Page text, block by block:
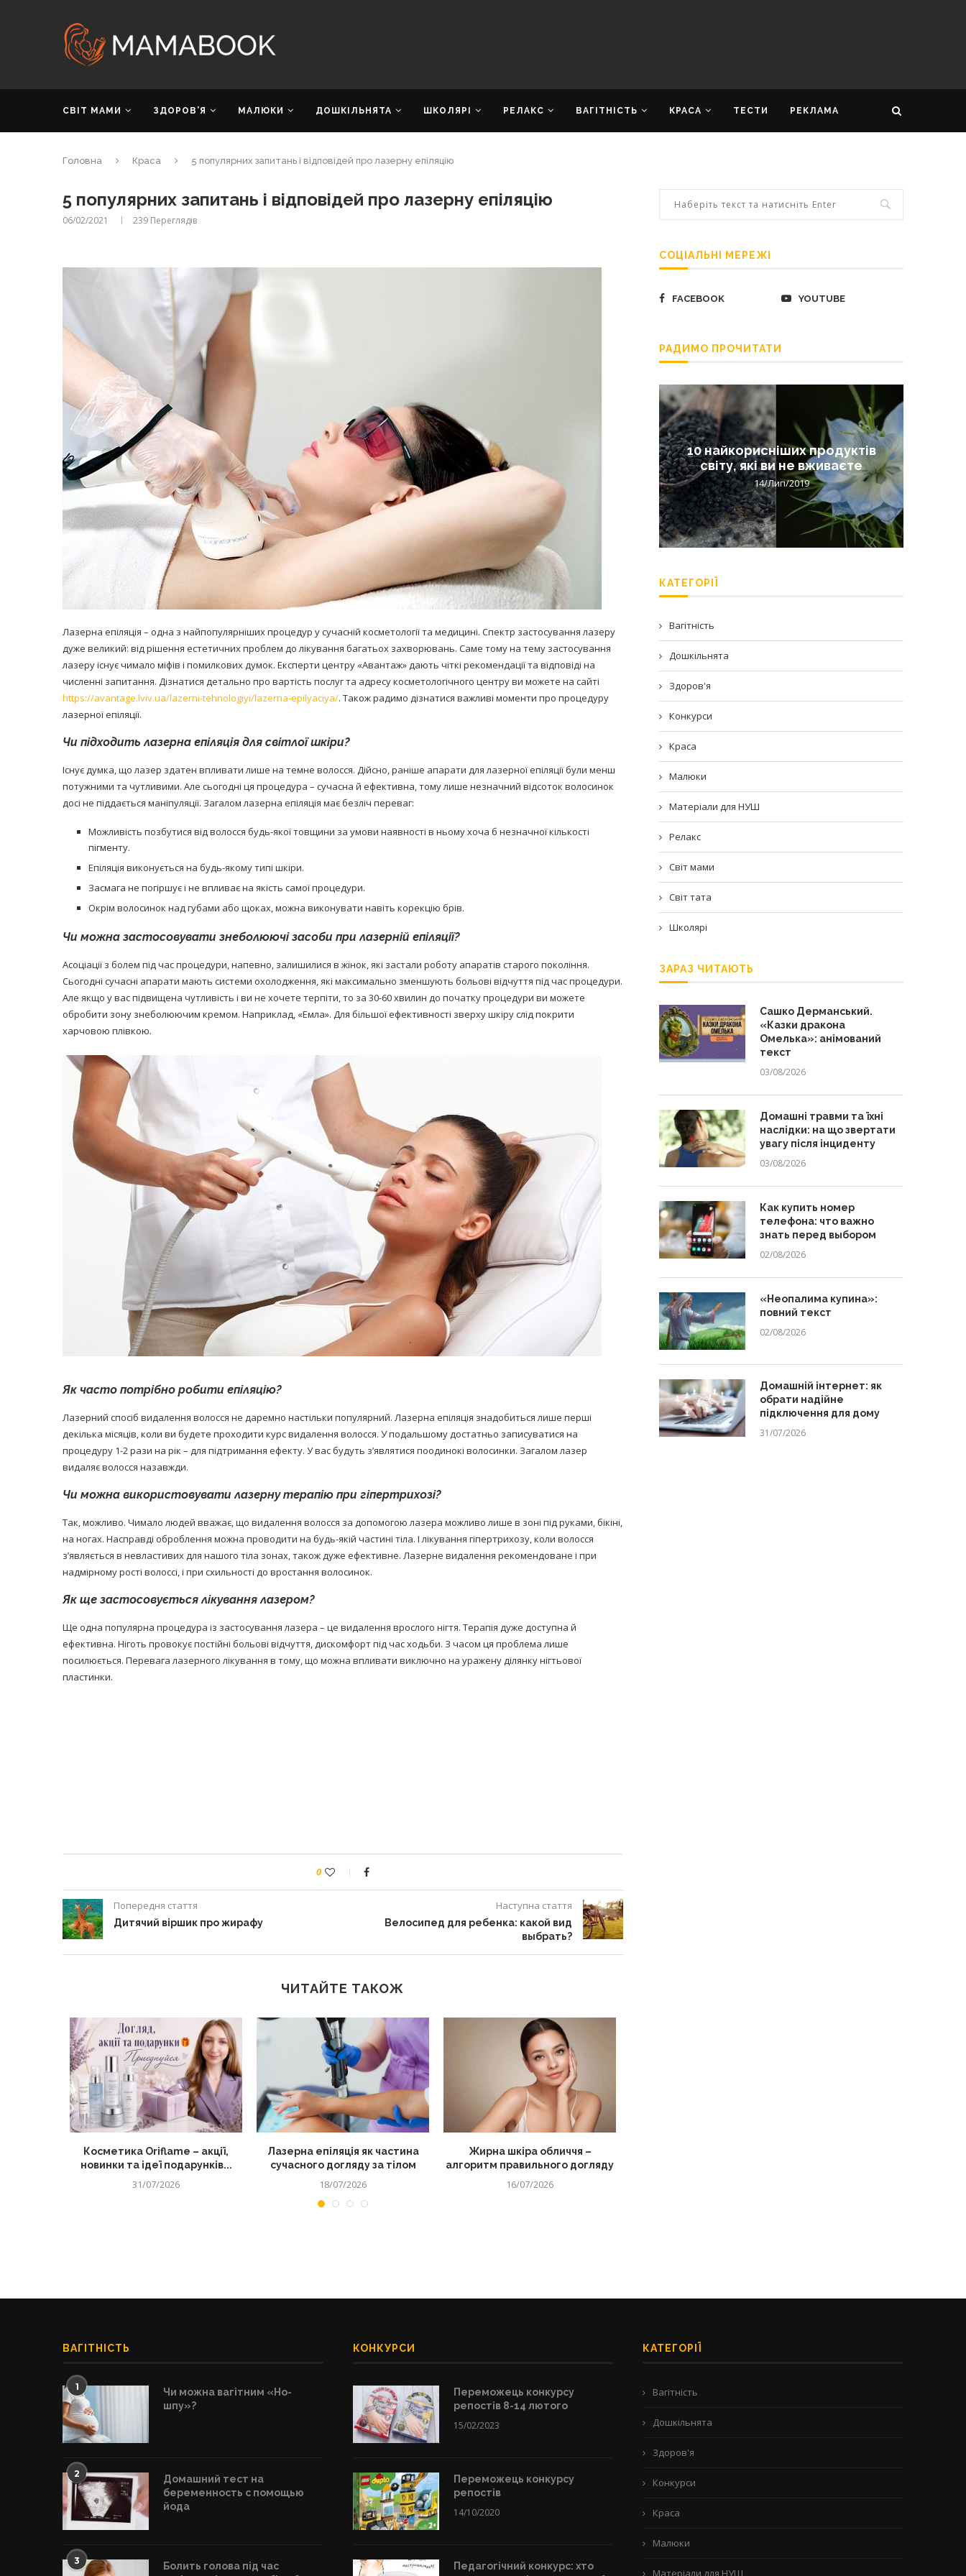
СВІТ МАМИ ЗДОРОВ’Я МАЛЮКИ ДОШКІЛЬНЯТА ШКОЛЯРІ РЕЛАКС ВАГІТНІСТЬ КРАСА ТЕСТИ РЕКЛАМА
Головна Краса 5 популярних запитань і відповідей про лазерну епіляцію
5 популярних запитань і відповідей про лазерну епіляцію
06/02/2021 239 Переглядів
Лазерна епіляція – одна з найпопулярніших процедур у сучасній косметології та медицині. Спектр застосування лазеру
дуже великий: від рішення естетичних проблем до лікування багатьох захворювань. Саме тому на тему застосування
лазеру існує чимало міфів і помилкових думок. Експерти центру «Авантаж» дають чіткі рекомендації та відповіді на
численні запитання. Дізнатися детально про вартість послуг та адресу косметологічного центру ви можете на сайті
https://avantage.lviv.ua/lazerni-tehnologiyi/lazerna-epilyaciya/. Також радимо дізнатися важливі моменти про процедуру
лазерної епіляції.
Чи підходить лазерна епіляція для світлої шкіри?
Існує думка, що лазер здатен впливати лише на темне волосся. Дійсно, раніше апарати для лазерної епіляції були менш
потужними та чутливими. Але сьогодні ця процедура – сучасна й ефективна, тому лише незначний відсоток волосинок
досі не піддається маніпуляції. Загалом лазерна епіляція має безліч переваг:
Можливість позбутися від волосся будь-якої товщини за умови наявності в ньому хоча б незначної кількості
пігменту.
Епіляція виконується на будь-якому типі шкіри.
Засмага не погіршує і не впливає на якість самої процедури.
Окрім волосинок над губами або щоках, можна виконувати навіть корекцію брів.
Чи можна застосовувати знеболюючі засоби при лазерній епіляції?
Асоціації з болем під час процедури, напевно, залишилися в жінок, які застали роботу апаратів старого покоління.
Сьогодні сучасні апарати мають системи охолодження, які максимально зменшують больові відчуття під час процедури.
Але якщо у вас підвищена чутливість і ви не хочете терпіти, то за 30-60 хвилин до початку процедури ви можете
обробити зону знеболюючим кремом. Наприклад, «Емла». Для більшої ефективності зверху шкіру слід покрити
харчовою плівкою.
Як часто потрібно робити епіляцію?
Лазерний спосіб видалення волосся не даремно настільки популярний. Лазерна епіляція знадобиться лише перші
декілька місяців, коли ви будете проходити курс видалення волосся. У подальшому достатньо записуватися на
процедуру 1-2 рази на рік – для підтримання ефекту. У вас будуть з’являтися поодинокі волосинки. Загалом лазер
видаляє волосся назавжди.
Чи можна використовувати лазерну терапію при гіпертрихозі?
Так, можливо. Чимало людей вважає, що видалення волосся за допомогою лазера можливо лише в зоні під руками, бікіні,
на ногах. Насправді оброблення можна проводити на будь-якій частині тіла. І лікування гіпертрихозу, коли волосся
з’являється в невластивих для нашого тіла зонах, також дуже ефективне. Лазерне видалення рекомендоване і при
надмірному рості волоссі, і при схильності до вростання волосинок.
Як ще застосовується лікування лазером?
Ще одна популярна процедура із застосування лазера – це видалення врослого нігтя. Терапія дуже доступна й
ефективна. Ніготь провокує постійні больові відчуття, дискомфорт під час ходьби. З часом ця проблема лише
посилюється. Перевага лазерного лікування в тому, що можна впливати виключно на уражену ділянку нігтьової
пластинки.
0
Попередня стаття
Дитячий віршик про жирафу
Наступна стаття
Велосипед для ребенка: какой вид
выбрать?
ЧИТАЙТЕ ТАКОЖ
Косметика Oriflame – акції,
новинки та ідеї подарунків...
31/07/2026
Лазерна епіляція як частина
сучасного догляду за тілом
18/07/2026
Жирна шкіра обличчя –
алгоритм правильного догляду
16/07/2026
СОЦІАЛЬНІ МЕРЕЖІ
FACEBOOK YOUTUBE
РАДИМО ПРОЧИТАТИ
принимать
никакого кипятка
30/Січ/2021
Лікарі назвали симптоми
коронавірусу в дітей
14/Бер/2020
Попробуйте рецепт
легендарного супа доктора
Моро, который без...
08/Січ/2021
10 найкорисніших продуктів
світу, які ви не вживаєте
14/Лип/2019
КАТЕГОРІЇ
Вагітність
Дошкільнята
Здоров'я
Конкурси
Краса
Малюки
Матеріали для НУШ
Релакс
Світ мами
Світ тата
Школярі
ЗАРАЗ ЧИТАЮТЬ
Сашко Дерманський.
«Казки дракона
Омелька»: анімований
текст
03/08/2026
Домашні травми та їхні
наслідки: на що звертати
увагу після інциденту
03/08/2026
Как купить номер
телефона: что важно
знать перед выбором
02/08/2026
«Неопалима купина»:
повний текст
02/08/2026
Домашній інтернет: як
обрати надійне
підключення для дому
31/07/2026
ВАГІТНІСТЬ
1
Чи можна вагітним «Но-
шпу»?
2
Домашний тест на
беременность с помощью
йода
3
Болить голова під час
КОНКУРСИ
Переможець конкурсу
репостів 8-14 лютого
15/02/2023
Переможець конкурсу
репостів
14/10/2020
Педагогічний конкурс: хто
КАТЕГОРІЇ
Вагітність
Дошкільнята
Здоров'я
Конкурси
Краса
Малюки
Матеріали для НУШ